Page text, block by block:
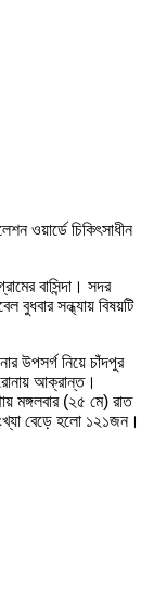
ওয়ার্ডে চিকিৎসাধীন
বাসিন্দা। সদর
বুধবার সন্ধ্যায় বিষয়টি
উপসর্গ নিয়ে চাঁদপুর
আক্রান্ত।
মঙ্গলবার (২৫ মে) রাত
বেড়ে হলো ১২১জন।